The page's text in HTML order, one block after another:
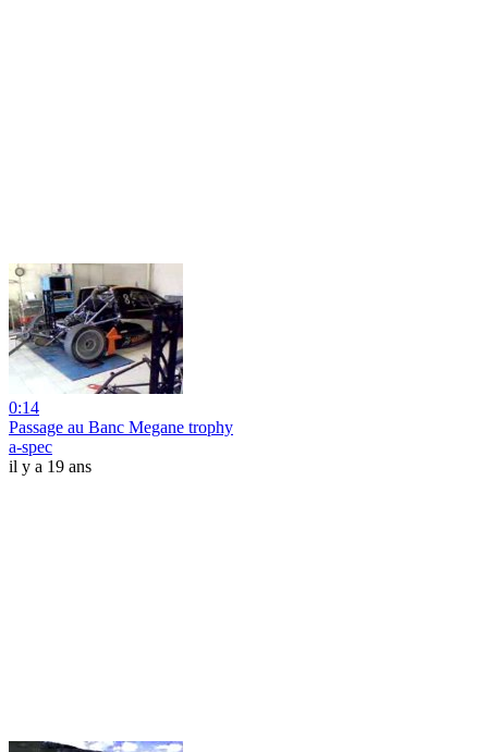
0:14
Passage au Banc Megane trophy
a-spec
il y a 19 ans